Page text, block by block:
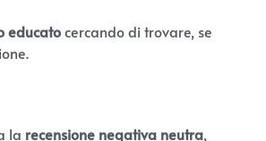
educatocercando di trovare, se
la recensione negativa neutra,